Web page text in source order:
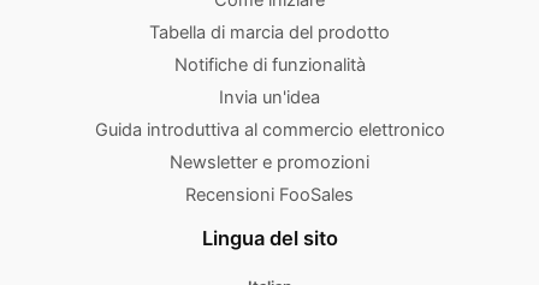
Tabella di marcia del prodotto
Notifiche di funzionalità
Invia un'idea
Guida introduttiva al commercio elettronico
Newsletter e promozioni
Recensioni FooSales
Lingua del sito